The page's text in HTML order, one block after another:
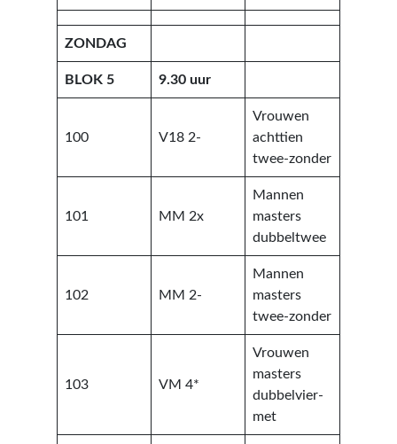
ZONDAG
BLOK 5 9.30 uur
100 V18 2-
Vrouwen
achttien
twee-zonder
101 MM 2x
Mannen
masters
dubbeltwee
102 MM 2-
Mannen
masters
twee-zonder
103 VM 4*
Vrouwen
masters
dubbelvier-
met